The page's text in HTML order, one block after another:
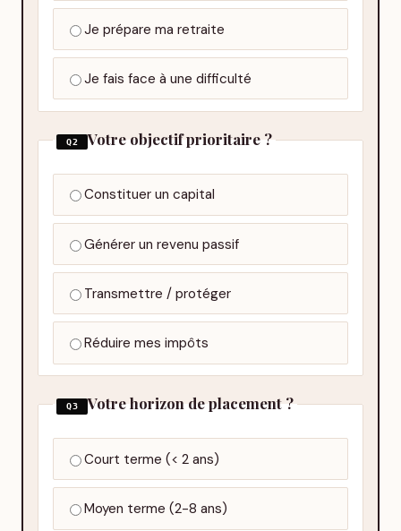
Je prépare ma retraite
Je fais face à une difficulté
Q2 Votre objectif prioritaire ?
Constituer un capital
Générer un revenu passif
Transmettre / protéger
Réduire mes impôts
Q3 Votre horizon de placement ?
Court terme (< 2 ans)
Moyen terme (2-8 ans)